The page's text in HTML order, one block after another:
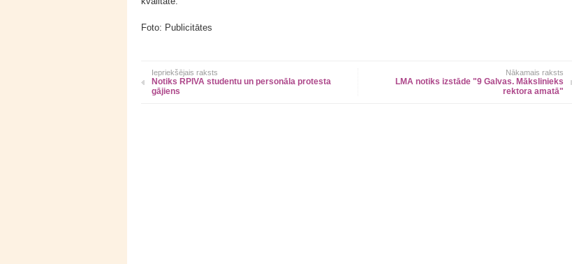
Foto: Publicitātes
Iepriekšējais raksts
Notiks RPIVA studentu un personāla protesta
gājiens
Nākamais raksts
LMA notiks izstāde "9 Galvas. Mākslinieks
rektora amatā"